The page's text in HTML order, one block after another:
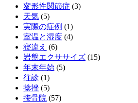
変形性関節症 (3)
天気 (5)
実際の症例 (1)
室温と湿度 (4)
寝違え (6)
岩盤エクササイズ (15)
年末年始 (5)
往診 (1)
捻挫 (5)
接骨院 (57)